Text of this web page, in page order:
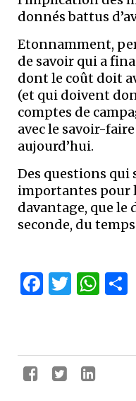
donnés battus
Etonnamment,
de savoir qui a
dont le coût doit
(et qui doivent
comptes de
avec le savoir-
aujourd’hui.
Des questions qui
importantes pour
davantage, que le
seconde, du
Facebook